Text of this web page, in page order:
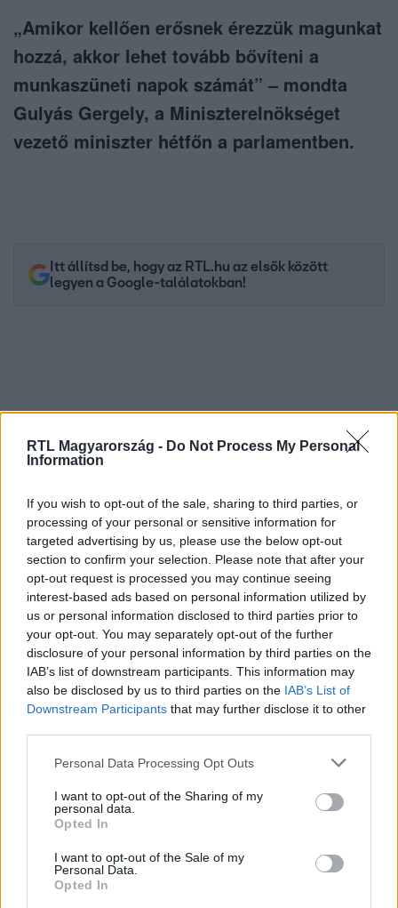
RTL Magyarország - Do Not Process My Personal
Information
If you wish to opt-out of the sale, sharing to third parties, or
processing of your personal or sensitive information for
targeted advertising by us, please use the below opt-out
section to confirm your selection. Please note that after your
opt-out request is processed you may continue seeing
interest-based ads based on personal information utilized by
us or personal information disclosed to third parties prior to
your opt-out. You may separately opt-out of the further
disclosure of your personal information by third parties on the
IAB’s list of downstream participants. This information may
also be disclosed by us to third parties on the IAB’s List of
Downstream Participants that may further disclose it to other
Please note that this website/app uses one or more Google
not limited to your visit or usage behaviour. You may click to
grant or deny consent to Google and its third-party tags to
use your data for below specified purposes in below Google
consent section.
Personal Data Processing Opt Outs
I want to opt-out of the Sharing of my
personal data.
Opted In
I want to opt-out of the Sale of my
Personal Data.
Opted In
„Amikor kellően erősnek érezzük magunkat
hozzá, akkor lehet tovább bővíteni a
munkaszüneti napok számát” – mondta
Gulyás Gergely, a Miniszterelnökséget
vezető miniszter hétfőn a parlamentben.
Itt állítsd be, hogy az RTL.hu az elsők között
legyen a Google-találatokban!
Kövess minket, és értesülj a friss hírekről a
Facebookon is!
Követem
#GAZDASÁG #DECEMBER 24 #KARÁCSONY
#MUNKASZÜNETI NAP #GULYÁS GERGELY
Népszerű